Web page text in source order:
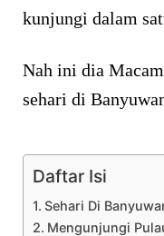
kunjungi dalam
Nah ini dia
sehari di
Daftar Isi
Sehari Di
Mengunjungi